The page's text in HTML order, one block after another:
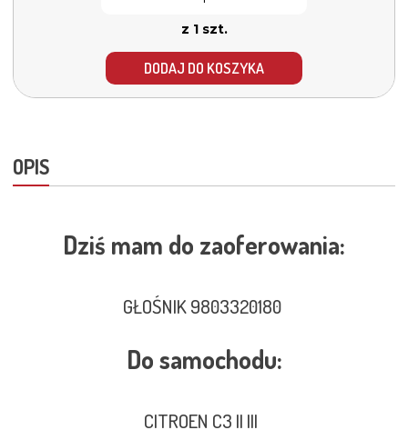
z 1 szt.
DODAJ DO KOSZYKA
OPIS
Dziś mam do zaoferowania:
GŁOŚNIK 9803320180
Do samochodu:
CITROEN C3 II III